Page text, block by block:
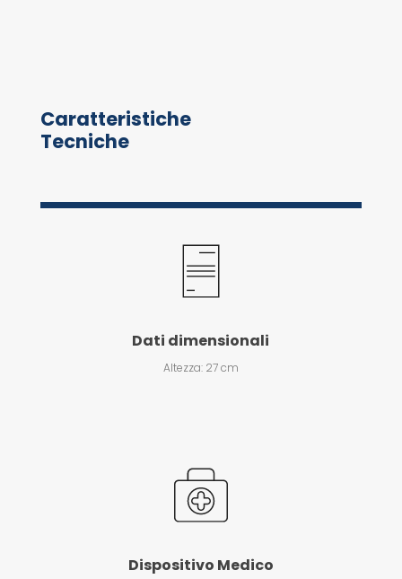
Caratteristiche
Tecniche
Dati dimensionali
Altezza: 27 cm
Dispositivo Medico